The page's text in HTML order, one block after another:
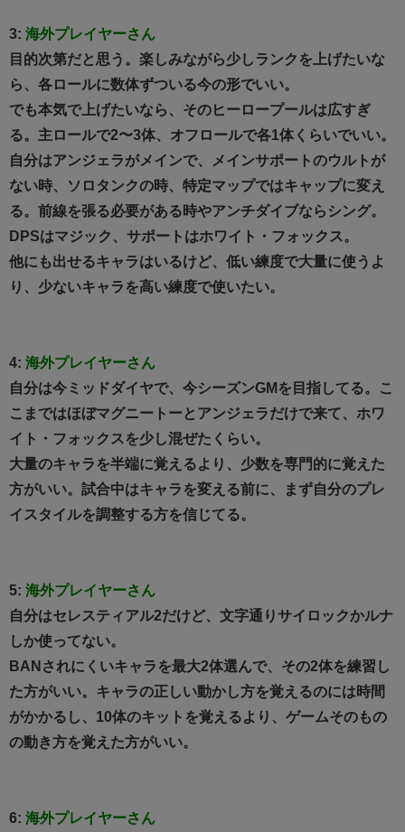
3: 海外プレイヤーさん
目的次第だと思う。楽しみながら少しランクを上げたいな
ら、各ロールに数体ずついる今の形でいい。
でも本気で上げたいなら、そのヒーロープールは広すぎ
る。主ロールで2〜3体、オフロールで各1体くらいでいい。
自分はアンジェラがメインで、メインサポートのウルトが
ない時、ソロタンクの時、特定マップではキャップに変え
る。前線を張る必要がある時やアンチダイブならシング。
DPSはマジック、サポートはホワイト・フォックス。
他にも出せるキャラはいるけど、低い練度で大量に使うよ
り、少ないキャラを高い練度で使いたい。
4: 海外プレイヤーさん
自分は今ミッドダイヤで、今シーズンGMを目指してる。こ
こまではほぼマグニートーとアンジェラだけで来て、ホワ
イト・フォックスを少し混ぜたくらい。
大量のキャラを半端に覚えるより、少数を専門的に覚えた
方がいい。試合中はキャラを変える前に、まず自分のプレ
イスタイルを調整する方を信じてる。
5: 海外プレイヤーさん
自分はセレスティアル2だけど、文字通りサイロックかルナ
しか使ってない。
BANされにくいキャラを最大2体選んで、その2体を練習し
た方がいい。キャラの正しい動かし方を覚えるのには時間
がかかるし、10体のキットを覚えるより、ゲームそのもの
の動き方を覚えた方がいい。
6: 海外プレイヤーさん